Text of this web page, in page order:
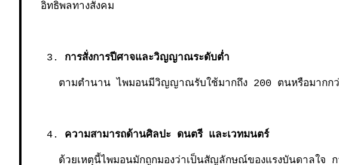
อิทธิพลทางสังคม
การสั่งการปีศาจและวิญญาณระดับต่ำ
ตามตำนาน ไพมอนมีวิญญาณรับใช้มากถึง 200 ตนหรือมากกว่
ความสามารถด้านศิลปะ ดนตรี และเวทมนตร์
ด้วยเหตุนี้ไพมอนมักถูกมองว่าเป็นสัญลักษณ์ของแรงบันดาลใจ ก